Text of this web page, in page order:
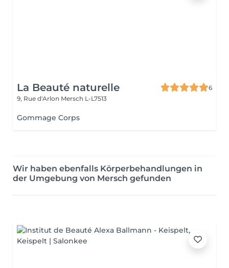
La Beauté naturelle
6
9, Rue d'Arlon Mersch L-L7513
Gommage Corps
Wir haben ebenfalls Körperbehandlungen in
der Umgebung von Mersch gefunden